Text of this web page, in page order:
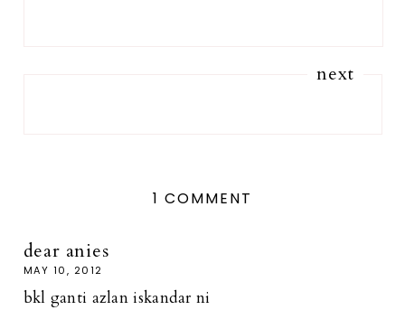
next
1 COMMENT
dear anies
MAY 10, 2012
bkl ganti azlan iskandar ni